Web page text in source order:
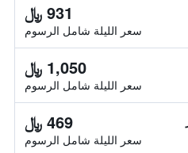
931 ﷼
سعر الليلة شامل الرسوم
1,050 ﷼
سعر الليلة شامل الرسوم
469 ﷼
سعر الليلة شامل الرسوم